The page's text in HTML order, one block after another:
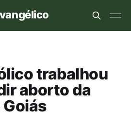
trabalhou
aborto da